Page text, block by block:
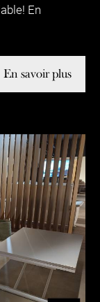
En
En savoir plus